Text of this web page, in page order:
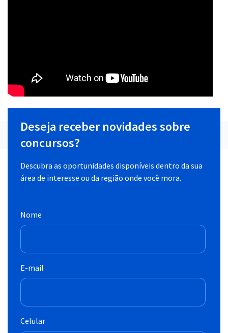
Deseja receber novidades sobre
concursos?
Descubra as oportunidades disponíveis dentro da sua
área de interesse ou da região onde você mora.
Nome
E-mail
Celular